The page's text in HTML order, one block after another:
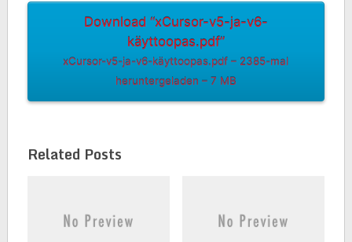
Download “xCursor-v5-ja-v6-
käyttoopas.pdf”
xCursor-v5-ja-v6-käyttoopas.pdf – 2385-mal
heruntergeladen – 7 MB
Related Posts